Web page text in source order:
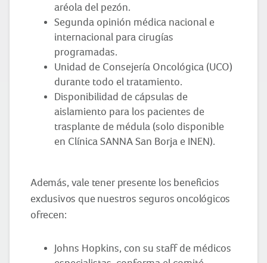
aréola del pezón.
Segunda opinión médica nacional e
internacional para cirugías
programadas.
Unidad de Consejería Oncológica (UCO)
durante todo el tratamiento.
Disponibilidad de cápsulas de
aislamiento para los pacientes de
trasplante de médula (solo disponible
en Clínica SANNA San Borja e INEN).
Además, vale tener presente los beneficios
exclusivos que nuestros seguros oncológicos
ofrecen:
Johns Hopkins, con su staff de médicos